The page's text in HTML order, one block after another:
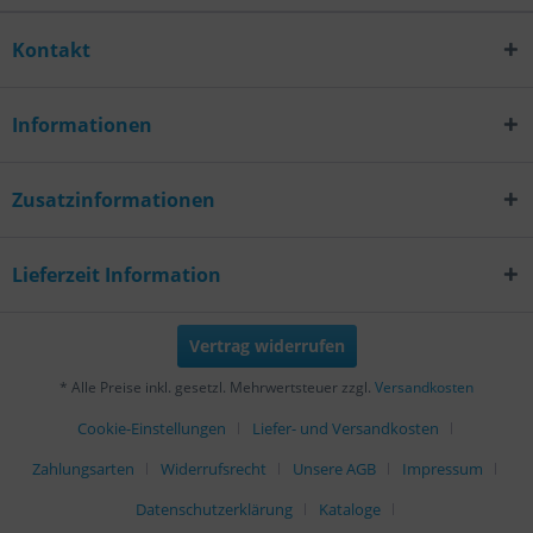
Kontakt
Informationen
Zusatzinformationen
Lieferzeit Information
Vertrag widerrufen
* Alle Preise inkl. gesetzl. Mehrwertsteuer zzgl. Versandkosten
Cookie-Einstellungen
Liefer- und Versandkosten
Zahlungsarten
Widerrufsrecht Unsere AGB
Impressum
Datenschutzerklärung
Kataloge